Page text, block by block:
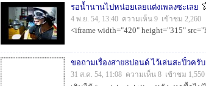
รอน้ำนานไปหน่อยเลยแต่งเพลงซะเลย
4 พ.ย. 54, 13:40 ความเห็น 9 เข้าชม 2,260
ขอถามเรื่องสาย8ปอนด์ ไว้เล่นสะปิ๋วครับ
31 ส.ค. 54, 11:08 ความเห็น 8 เข้าชม 1,550